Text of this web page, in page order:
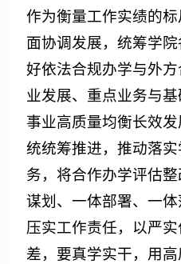
作为衡量工作实绩的
面协调发展，统筹学
好依法合规办学与外
业发展、重点业务与
事业高质量均衡长效
统统筹推进，推动落
务，将合作办学评估
谋划、一体部署、一
压实工作责任，以严
差，要真学实干，用